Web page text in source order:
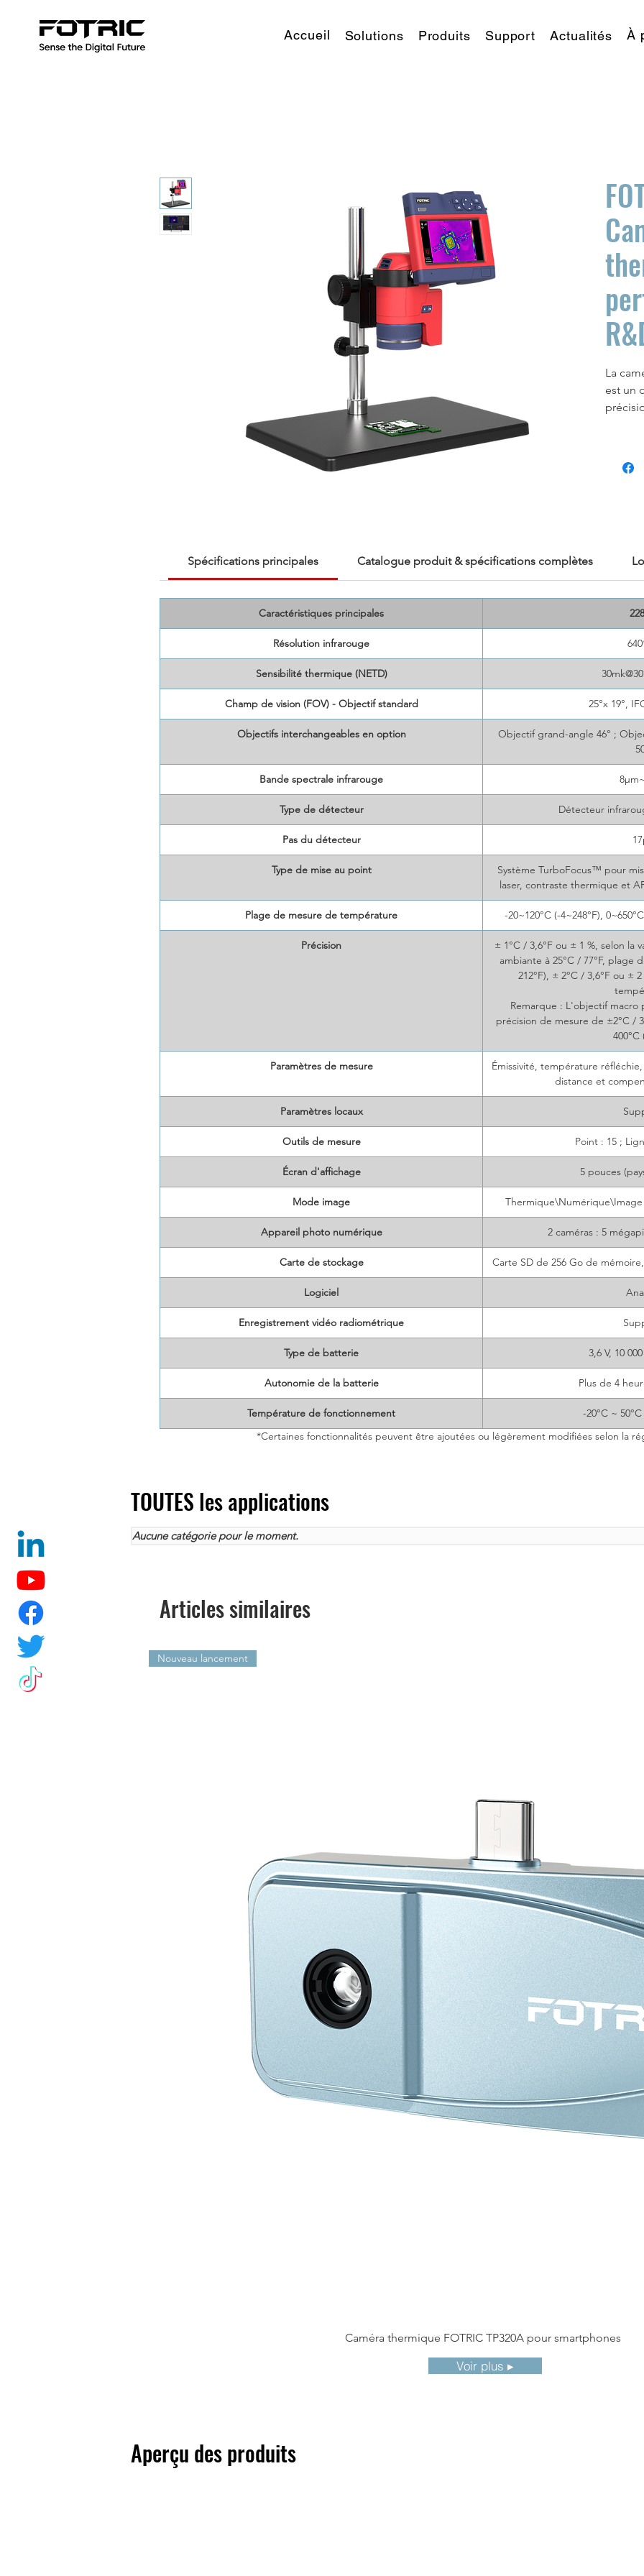
Accueil Solutions Produits Support Actualités À
La
est un
de
± 1°C
avec
50μm,
des
Son
Spécifications principales Catalogue produit & spécifications complètes
Caractéristiques principales
Résolution infrarouge
Sensibilité thermique (NETD)
Champ de vision (FOV) - Objectif standard 25°x 19°,
Objectifs interchangeables en option
Objectif grand-angle 46° ;
Bande spectrale infrarouge
Type de détecteur Détecteur
Pas du détecteur
Type de mise au point
Système TurboFocus™ pour
laser, contraste thermique et
Plage de mesure de température -20~120°C (-4~248°F),
Précision
± 1°C / 3,6°F ou ± 1 %, selon la
ambiante à 25°C / 77°F, plage
212°F), ± 2°C / 3,6°F ou ±
Remarque : L'objectif
précision de mesure de ±2°C /
400°C
Paramètres de mesure
Émissivité, température
distance et
Paramètres locaux
Outils de mesure Point : 15 ;
Écran d'affichage 5 pouces
Mode image
Appareil photo numérique 2 caméras : 5
Carte de stockage Carte SD de 256 Go de
Logiciel
Enregistrement vidéo radiométrique
Type de batterie 3,6 V, 10
Autonomie de la batterie Plus de 4
Température de fonctionnement
-20°C ~
*Certaines fonctionnalités peuvent être ajoutées ou légèrement modifiées selon la
TOUTES les applications
Aucune catégorie pour le moment.
Articles similaires
Nouveau lancement
Caméra thermique FOTRIC TP320A pour smartphones
Voir plus ▸
Aperçu des produits